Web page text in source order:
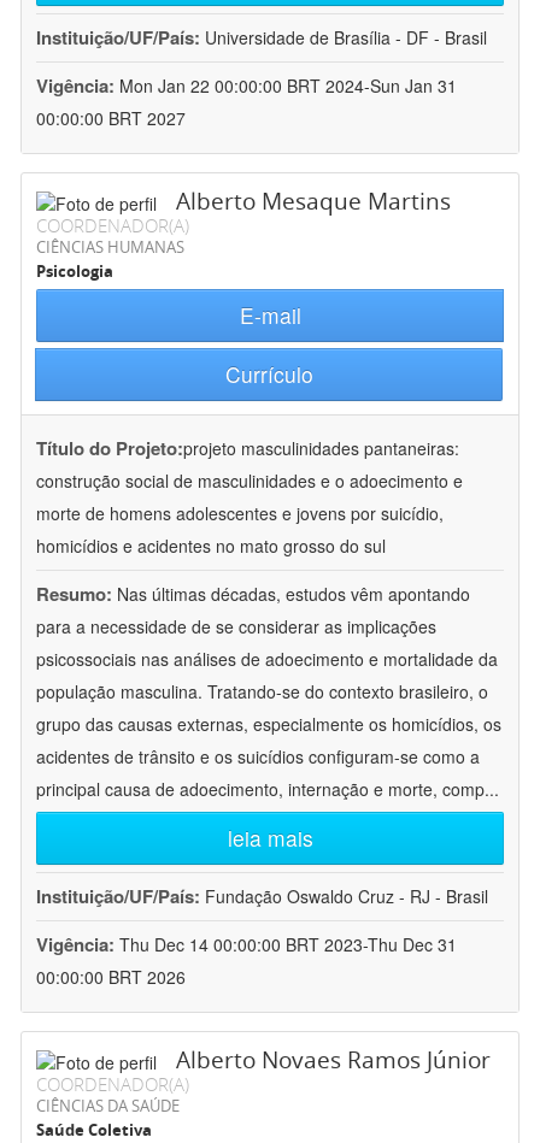
Instituição/UF/País: Universidade de Brasília - DF - Brasil
Vigência: Mon Jan 22 00:00:00 BRT 2024-Sun Jan 31
00:00:00 BRT 2027
Alberto Mesaque Martins
COORDENADOR(A)
CIÊNCIAS HUMANAS
Psicologia
E-mail
Currículo
Título do Projeto:projeto masculinidades pantaneiras:
construção social de masculinidades e o adoecimento e
morte de homens adolescentes e jovens por suicídio,
homicídios e acidentes no mato grosso do sul
Resumo: Nas últimas décadas, estudos vêm apontando
para a necessidade de se considerar as implicações
psicossociais nas análises de adoecimento e mortalidade da
população masculina. Tratando-se do contexto brasileiro, o
grupo das causas externas, especialmente os homicídios, os
acidentes de trânsito e os suicídios configuram-se como a
principal causa de adoecimento, internação e morte, comp...
leia mais
Instituição/UF/País: Fundação Oswaldo Cruz - RJ - Brasil
Vigência: Thu Dec 14 00:00:00 BRT 2023-Thu Dec 31
00:00:00 BRT 2026
Alberto Novaes Ramos Júnior
COORDENADOR(A)
CIÊNCIAS DA SAÚDE
Saúde Coletiva